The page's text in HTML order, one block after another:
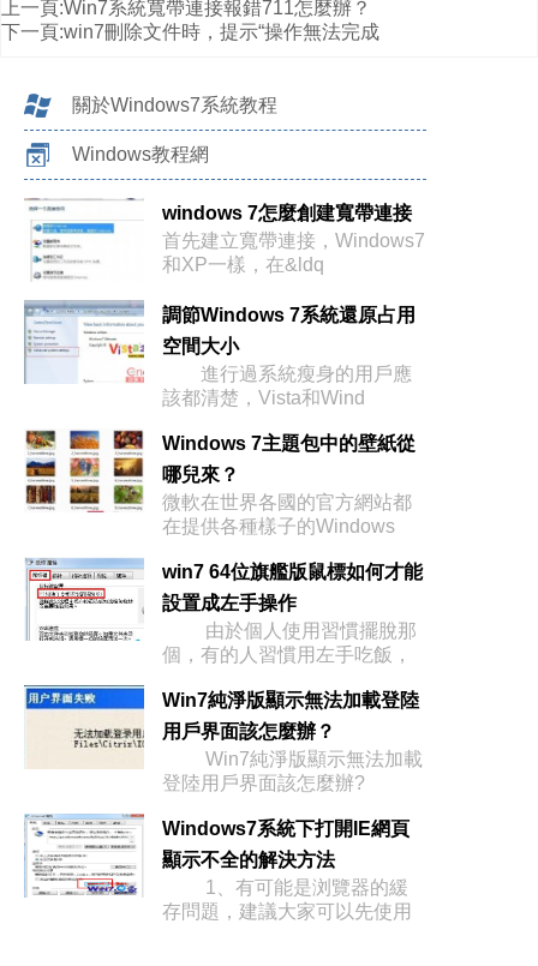
上一頁:Win7系統寬帶連接報錯711怎麼辦？
下一頁:win7刪除文件時，提示“操作無法完成
關於Windows7系統教程
Windows教程網
windows 7怎麼創建寬帶連接
首先建立寬帶連接，Windows7
和XP一樣，在&ldq
調節Windows 7系統還原占用
空間大小
進行過系統瘦身的用戶應
該都清楚，Vista和Wind
Windows 7主題包中的壁紙從
哪兒來？
微軟在世界各國的官方網站都
在提供各種樣子的Windows
win7 64位旗艦版鼠標如何才能
設置成左手操作
由於個人使用習慣擺脫那
個，有的人習慣用左手吃飯，
Win7純淨版顯示無法加載登陸
用戶界面該怎麼辦？
Win7純淨版顯示無法加載
登陸用戶界面該怎麼辦?
Windows7系統下打開IE網頁
顯示不全的解決方法
1、有可能是浏覽器的緩
存問題，建議大家可以先使用